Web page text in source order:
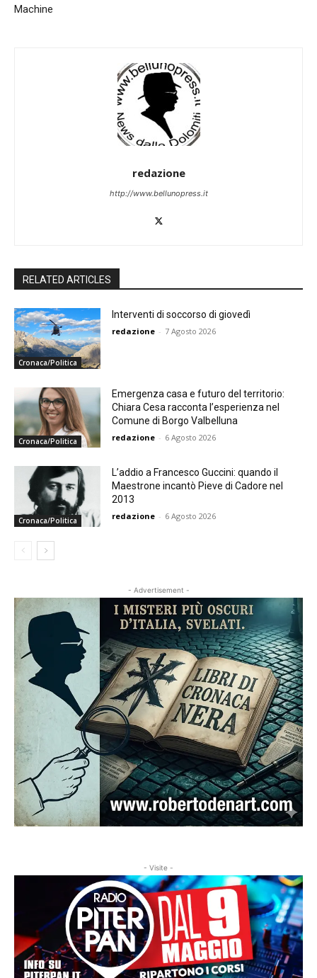
Machine
redazione
http://www.bellunopress.it
RELATED ARTICLES
Cronaca/Politica
Interventi di soccorso di giovedì
redazione - 7 Agosto 2026
Cronaca/Politica
Emergenza casa e futuro del territorio:
Chiara Cesa racconta l’esperienza nel
Comune di Borgo Valbelluna
redazione - 6 Agosto 2026
Cronaca/Politica
L’addio a Francesco Guccini: quando il
Maestrone incantò Pieve di Cadore nel
2013
redazione - 6 Agosto 2026
- Advertisement -
- Visite -